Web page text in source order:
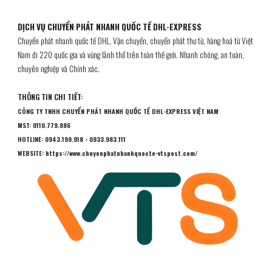
DỊCH VỤ CHUYỂN PHÁT NHANH QUỐC TẾ DHL-EXPRESS
Chuyển phát nhanh quốc tế DHL, Vận chuyển, chuyển phát thư từ, hàng hoá từ Việt
Nam đi 220 quốc gia và vũng lãnh thổ trên toàn thế giới. Nhanh chóng, an toàn,
chuyên nghiệp và Chính xác.
THÔNG TIN CHI TIẾT:
CÔNG TY TNHH CHUYỂN PHÁT NHANH QUỐC TẾ DHL-EXPRESS VIỆT NAM
MST: 0110.779.886
HOTLINE: 0943.199.918 - 0933.983.111
WEBSITE: https://www.chuyenphatnhanhquocte-vtspost.com/